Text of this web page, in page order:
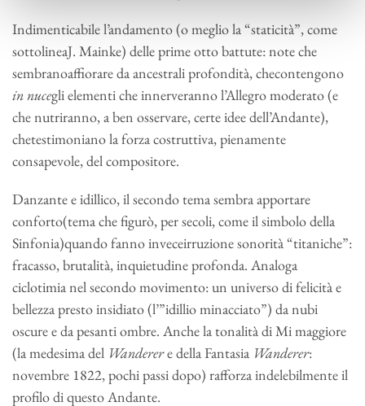
Indimenticabile l’andamento (o meglio la “staticità”, come
sottolineaJ. Mainke) delle prime otto battute: note che
sembranoaffiorare da ancestrali profondità, checontengono
in nucegli elementi che innerveranno l’Allegro moderato (e
che nutriranno, a ben osservare, certe idee dell’Andante),
chetestimoniano la forza costruttiva, pienamente
consapevole, del compositore.
Danzante e idillico, il secondo tema sembra apportare
conforto(tema che figurò, per secoli, come il simbolo della
Sinfonia)quando fanno inveceirruzione sonorità “titaniche”:
fracasso, brutalità, inquietudine profonda. Analoga
ciclotimia nel secondo movimento: un universo di felicità e
bellezza presto insidiato (l’”idillio minacciato”) da nubi
oscure e da pesanti ombre. Anche la tonalità di Mi maggiore
(la medesima del Wanderere della Fantasia Wanderer:
novembre 1822, pochi passi dopo) rafforza indelebilmente il
profilo di questo Andante.